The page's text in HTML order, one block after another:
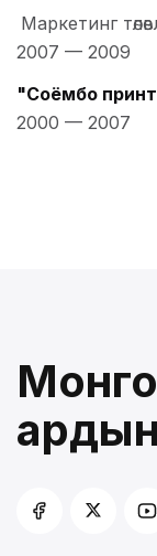
Маркетинг
2007 — 2009
"Соёмбо
2000 — 2007